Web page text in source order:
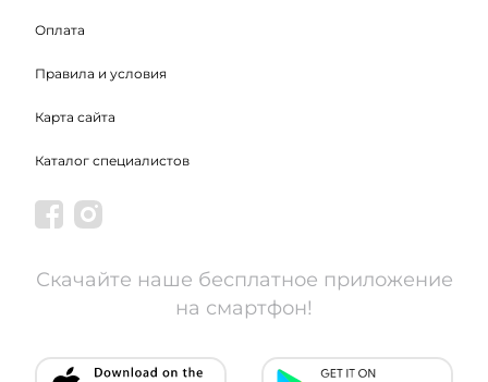
Оплата
Правила и условия
Карта сайта
Каталог специалистов
Скачайте наше бесплатное приложение
на смартфон!